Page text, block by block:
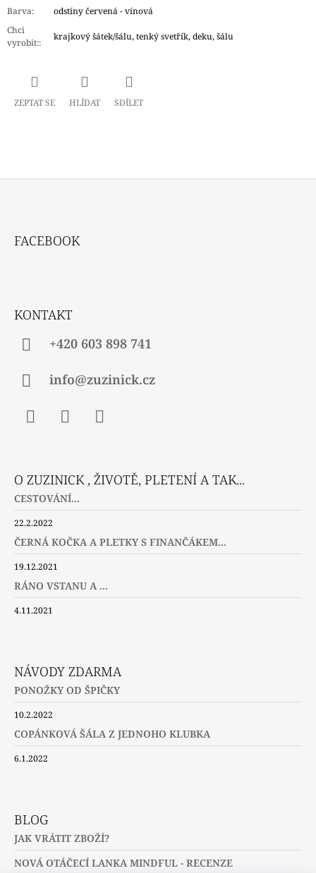
Barva:
odstíny červená - vínová
Chci
vyrobit::
krajkový šátek/šálu, tenký svetřík, deku, šálu
ZEPTAT SE HLÍDAT SDÍLET
FACEBOOK
KONTAKT
+420 603 898 741
info@zuzinick.cz
O ZUZINICK , ŽIVOTĚ, PLETENÍ A TAK...
CESTOVÁNÍ...
22.2.2022
ČERNÁ KOČKA A PLETKY S FINANČÁKEM...
19.12.2021
RÁNO VSTANU A ...
4.11.2021
NÁVODY ZDARMA
PONOŽKY OD ŠPIČKY
10.2.2022
COPÁNKOVÁ ŠÁLA Z JEDNOHO KLUBKA
6.1.2022
BLOG
JAK VRÁTIT ZBOŽÍ?
NOVÁ OTÁČECÍ LANKA MINDFUL - RECENZE